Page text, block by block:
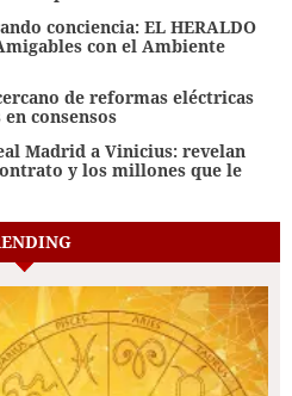
conciencia: EL HERALDO
con el Ambiente
de reformas eléctricas
consensos
Madrid a Vinicius: revelan
y los millones que le